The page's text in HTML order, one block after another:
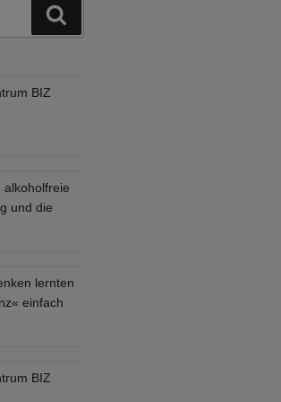
BIZ
alkoholfreie
und die
lernten
einfach
BIZ